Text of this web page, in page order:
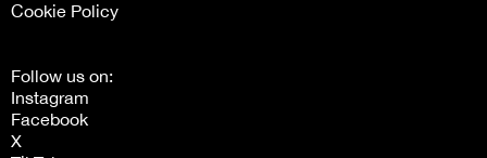
Cookie Policy
Follow us on:
Instagram
Facebook
X